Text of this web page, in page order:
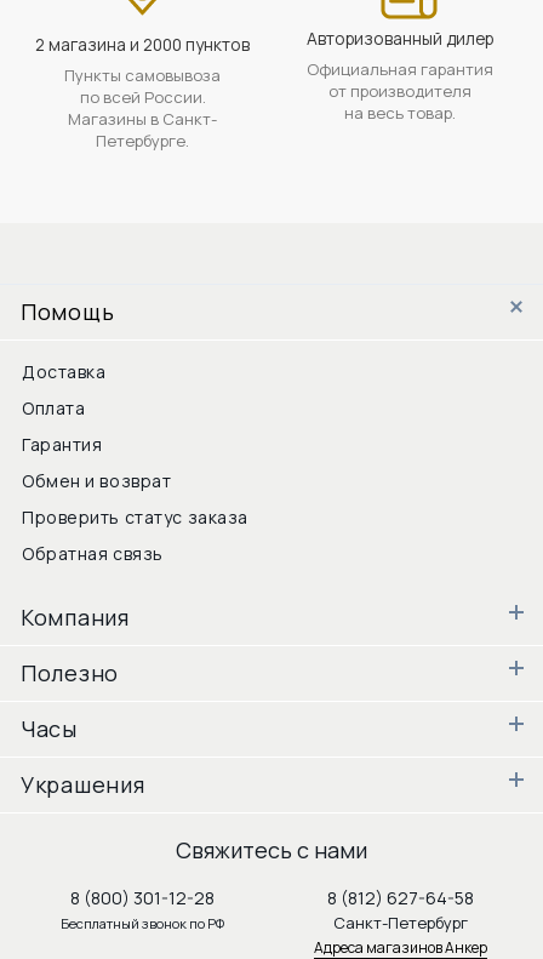
2 магазина и 2000 пунктов
Пункты самовывоза
по всей России.
Магазины в Санкт-
Петербурге.
Авторизованный дилер
Официальная гарантия
от производителя
на весь товар.
Помощь
Доставка
Оплата
Гарантия
Обмен и возврат
Проверить статус заказа
Обратная связь
Компания
Полезно
Часы
Украшения
Свяжитесь с нами
8 (800) 301-12-28
Бесплатный звонок по РФ
8 (812) 627-64-58
Санкт-Петербург
Адреса магазинов Анкер